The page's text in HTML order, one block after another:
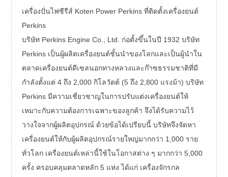
เครื่องปั่นไฟซีรีส์ Koten Power Perkins ที่ติดตั้งเครื่องยนต์
Perkins
บริษัท Perkins Engine Co., Ltd. ก่อตั้งขึ้นในปี 1932 บริษัท
Perkins เป็นผู้ผลิตเครื่องยนต์ชั้นนำของโลกและเป็นผู้นำใน
ตลาดเครื่องยนต์ดีเซลนอกทางหลวงและก๊าซธรรมชาติที่มี
กำลังตั้งแต่ 4 ถึง 2,000 กิโลวัตต์ (5 ถึง 2,800 แรงม้า) บริษัท
Perkins มีความเชี่ยวชาญในการปรับแต่งเครื่องยนต์ให้
เหมาะกับความต้องการเฉพาะของลูกค้า จึงได้รับความไว้
วางใจจากผู้ผลิตอุปกรณ์ ด้วยข้อได้เปรียบนี้ บริษัทจึงจัดหา
เครื่องยนต์ให้กับผู้ผลิตอุปกรณ์รายใหญ่มากกว่า 1,000 ราย
ทั่วโลก เครื่องยนต์เหล่านี้ใช้ในโอกาสต่าง ๆ มากกว่า 5,000
ครั้ง ครอบคลุมตลาดหลัก 5 แห่ง ได้แก่ เครื่องจักรกล